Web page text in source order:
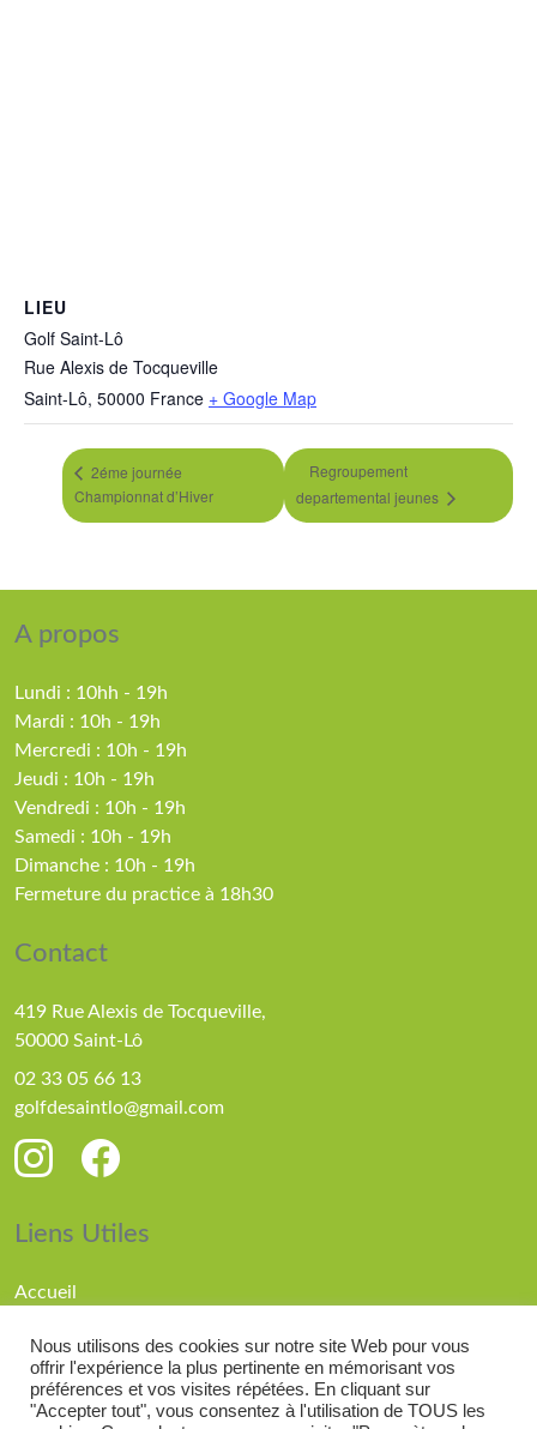
LIEU
Golf Saint-Lô
Rue Alexis de Tocqueville
Saint-Lô, 50000 France + Google Map
2éme journée
Championnat d’Hiver
Regroupement
departemental jeunes
A propos
Lundi : 10hh - 19h
Mardi : 10h - 19h
Mercredi : 10h - 19h
Jeudi : 10h - 19h
Vendredi : 10h - 19h
Samedi : 10h - 19h
Dimanche : 10h - 19h
Fermeture du practice à 18h30
Contact
419 Rue Alexis de Tocqueville,
50000 Saint-Lô
02 33 05 66 13
golfdesaintlo@gmail.com
Liens Utiles
Accueil
Compétitions
Actualités
Nous utilisons des cookies sur notre site Web pour vous
offrir l'expérience la plus pertinente en mémorisant vos
préférences et vos visites répétées. En cliquant sur
"Accepter tout", vous consentez à l'utilisation de TOUS les